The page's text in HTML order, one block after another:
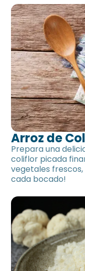
Arroz de
Prepara una
coliflor picada
vegetales frescos,
cada bocado!